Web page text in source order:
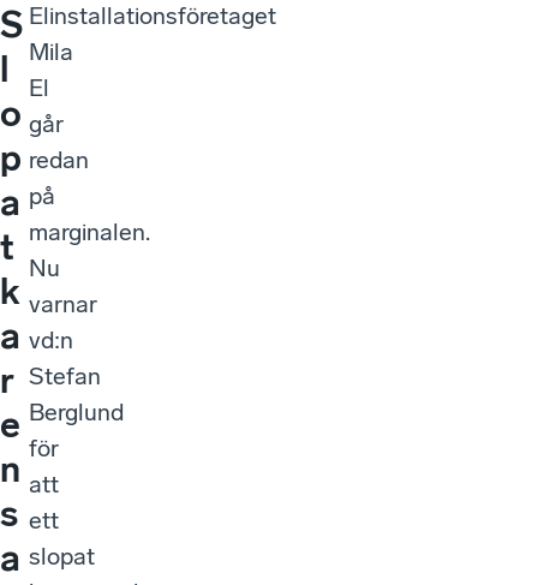
S
l
o
p
a
t
k
a
r
e
n
s
a
Elinstallationsföretaget
Mila
El
går
redan
på
marginalen.
Nu
varnar
vd:n
Stefan
Berglund
för
att
ett
slopat